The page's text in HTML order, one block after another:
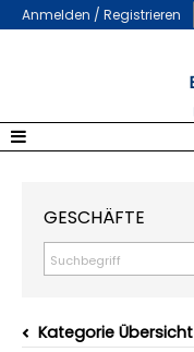
Anmelden / Registrieren
GESCHÄFTE
Kategorie Übersicht